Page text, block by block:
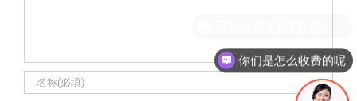
你们是怎么收费的呢